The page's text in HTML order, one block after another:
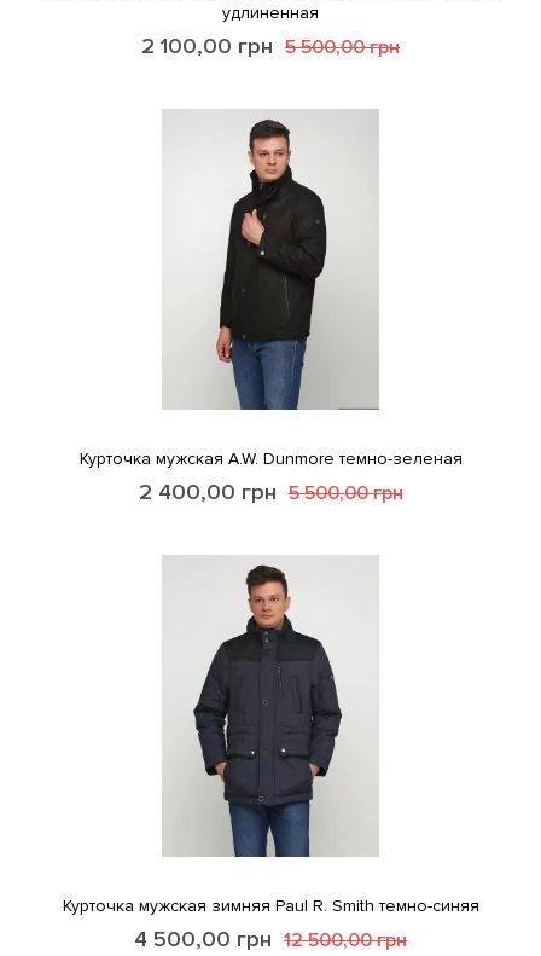
удлиненная
2 100,00 грн 5 500,00грн
Курточка мужская A.W. Dunmore темно-зеленая
2 400,00 грн 5 500,00грн
Курточка мужская зимняя Paul R. Smith темно-синяя
4 500,00 грн 12 500,00грн